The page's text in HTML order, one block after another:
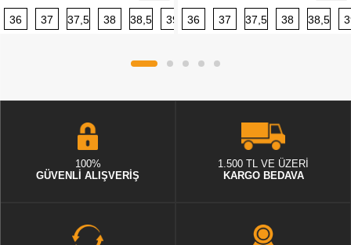
36 37 37,5 38 38,5 39 40 40,5 41 42 42,5
36 37 37,5 38 38,5
100%
GÜVENLİ ALIŞVERİŞ
1.500 TL VE ÜZERİ
KARGO BEDAVA